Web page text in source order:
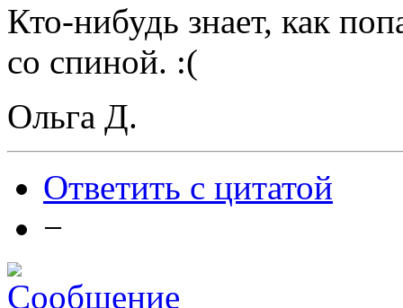
Кто-нибудь знает, как
со спиной. :(
Ольга Д.
Ответить с цитатой
−